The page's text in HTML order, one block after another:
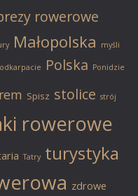
rowerowe
Małopolska myśli
Polska Ponidzie
Spisz stolice strój
rowerowe
Tatry turystyka
zdrowe